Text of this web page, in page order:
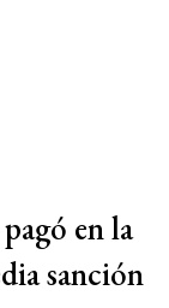
en la
sanción